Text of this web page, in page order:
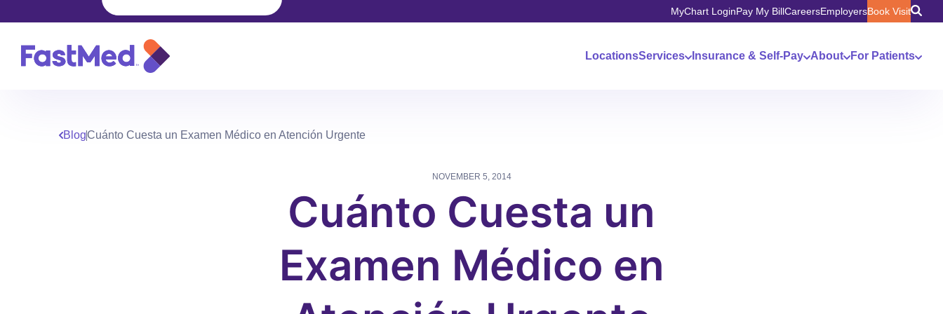
MyChart LoginPay My BillCareersEmployersBook Visit
LocationsServices Insurance & Self-Pay About For Patients
BlogCuánto Cuesta un Examen Médico en Atención Urgente
NOVEMBER 5, 2014
Cuánto Cuesta un
Examen Médico en